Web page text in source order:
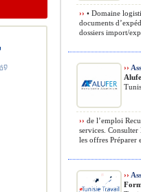
›› • Domaine
documents
dossiers import/
››
›› de l’emploi
services.
les offres Préparer
››